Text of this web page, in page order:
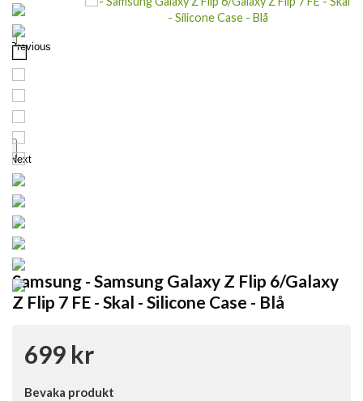
Previous
Next
Samsung - Samsung Galaxy Z Flip 6/Galaxy
Z Flip 7 FE - Skal - Silicone Case - Blå
699 kr
Bevaka produkt